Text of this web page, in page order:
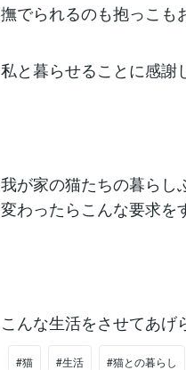
撫でられるのも抱っこも
私と暮らせることに感謝
我が家の猫たちの暮らし
変わったらこんな要求を
こんな生活をさせてあげ
#猫 #生活 #猫との暮らし